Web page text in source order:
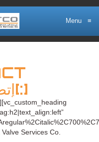
Menu ≡
US[:AR]إتصل بنا[:]
Services Co.